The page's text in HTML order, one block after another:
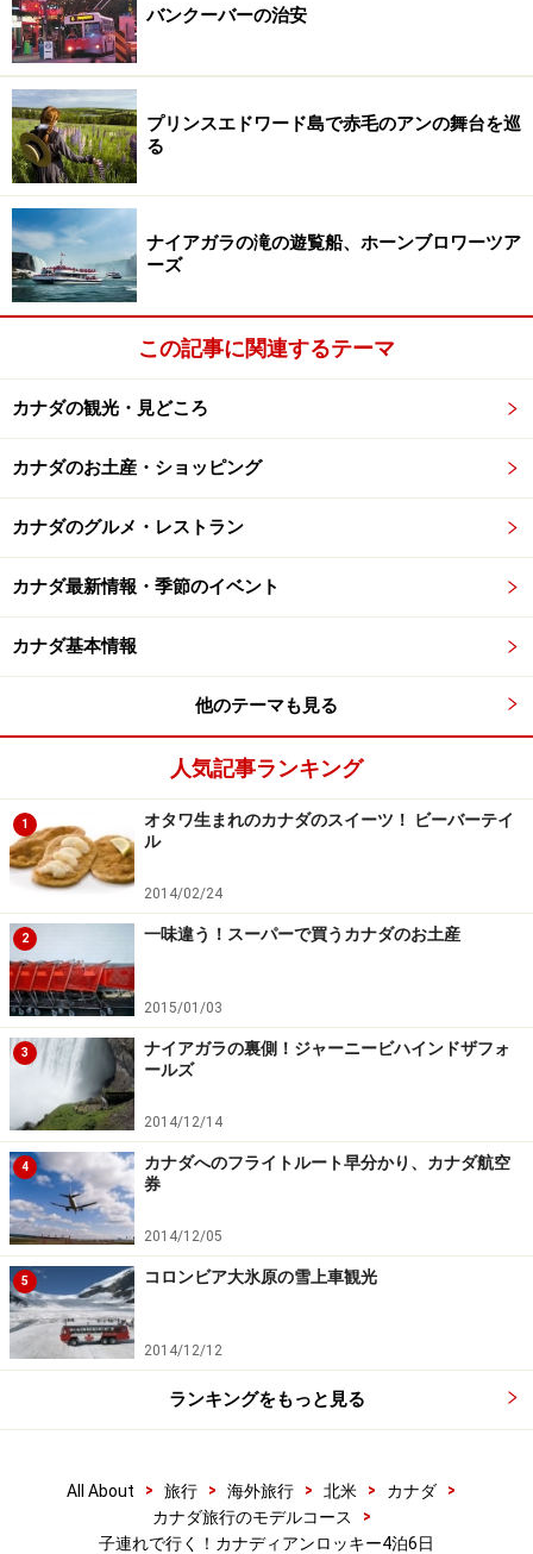
バンクーバーの治安
プリンスエドワード島で赤毛のアンの舞台を巡
る
ナイアガラの滝の遊覧船、ホーンブロワーツア
ーズ
この記事に関連するテーマ
カナダの観光・見どころ
カナダのお土産・ショッピング
カナダのグルメ・レストラン
カナダ最新情報・季節のイベント
カナダ基本情報
他のテーマも見る
人気記事ランキング
1
オタワ生まれのカナダのスイーツ！ ビーバーテイ
ル
2014/02/24
2 一味違う！スーパーで買うカナダのお土産
2015/01/03
3
ナイアガラの裏側！ジャーニービハインドザフォ
ールズ
2014/12/14
4
カナダへのフライトルート早分かり、カナダ航空
券
2014/12/05
5 コロンビア大氷原の雪上車観光
2014/12/12
ランキングをもっと見る
All About > 旅行 > 海外旅行 > 北米 > カナダ
>
カナダ旅行のモデルコース
>
子連れで行く！カナディアンロッキー4泊6日